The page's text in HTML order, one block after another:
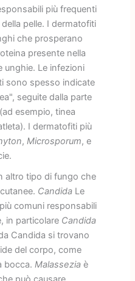
più frequenti
pelle. I dermatofiti
che prosperano
presente nella
unghie. Le infezioni
sono spesso indicate
seguite dalla parte
esempio, tinea
I dermatofiti più
, Microsporum, e
altro tipo di fungo che
CandidaLe
comuni responsabili
in particolare Candida
Candida si trovano
del corpo, come
bocca. Malasseziaè